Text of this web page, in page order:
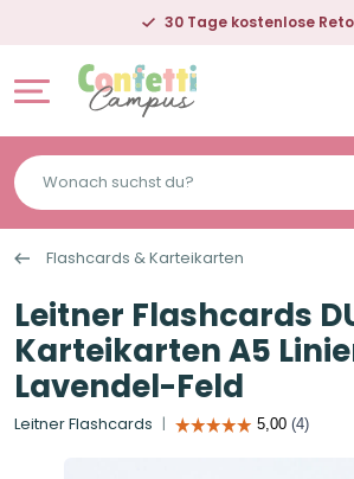
30 Tage kostenlose
Wonach
suchst
du?
Flashcards & Karteikarten
Leitner Flashcards
Karteikarten A5
Lavendel-Feld
Leitner Flashcards